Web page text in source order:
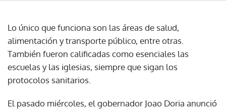
Lo único que funciona son las áreas de salud,
alimentación y transporte público, entre otras.
También fueron calificadas como esenciales las
escuelas y las iglesias, siempre que sigan los
protocolos sanitarios.
El pasado miércoles, el gobernador Joao Doria anunció